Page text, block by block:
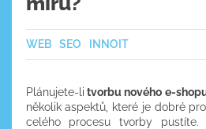
WEB SEO INNOIT
Plánujete-li tvorbu nového e-
několik aspektů, které je dobré
celého procesu tvorby